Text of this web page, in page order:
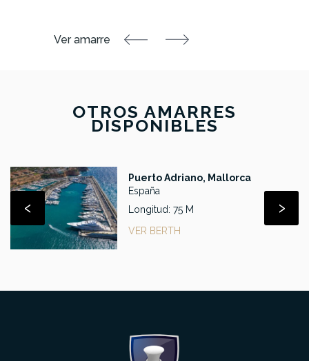
OTROS AMARRES
DISPONIBLES
Puerto Adriano, Mallorca
España
Longitud: 75 M
VER BERTH
‹ ›